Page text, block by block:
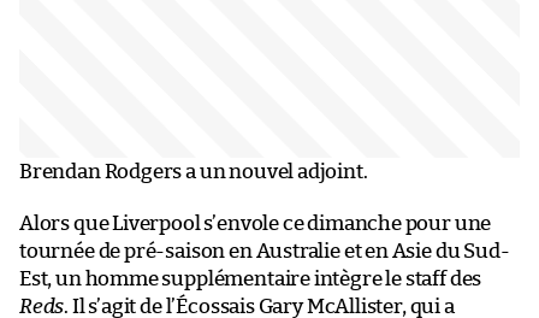
Brendan Rodgers a un nouvel adjoint.
Alors que Liverpool s’envole ce dimanche pour une
tournée de pré-saison en Australie et en Asie du Sud-
Est, un homme supplémentaire intègre le staff des
Reds. Il s’agit de l’Écossais Gary McAllister, qui a